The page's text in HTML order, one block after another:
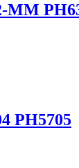
MM
PH5705